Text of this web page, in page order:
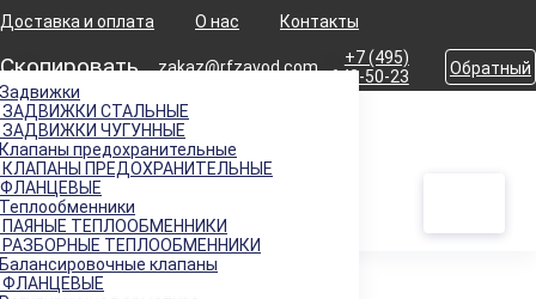
Доставка и оплата О нас Контакты
Скопировать zakaz@rfzavod.com
+7 (495)
642-50-23
Обратный
Каталог
Задвижки
ЗАДВИЖКИ СТАЛЬНЫЕ
ЗАДВИЖКИ ЧУГУННЫЕ
Клапаны предохранительные
КЛАПАНЫ ПРЕДОХРАНИТЕЛЬНЫЕ
ФЛАНЦЕВЫЕ
Теплообменники
ПАЯНЫЕ ТЕПЛООБМЕННИКИ
РАЗБОРНЫЕ ТЕПЛООБМЕННИКИ
Балансировочные клапаны
ФЛАНЦЕВЫЕ
Главная Продукция Регулирующая арматура
УРРД (РД) НО ПЕРЕГРЕТЫЙ ПАР РОССИЯ
Регулятор расхода и давления УРРД (РД) &quot;после
себя&quot; НО Ду100 Ру25 стальной до 350 град.